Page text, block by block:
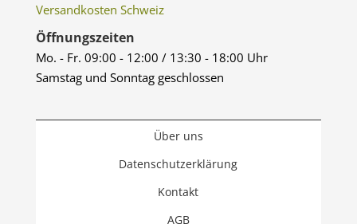
Versandkosten Schweiz
Öffnungszeiten
Mo. - Fr. 09:00 - 12:00 / 13:30 - 18:00 Uhr
Samstag und Sonntag geschlossen
Über uns
Datenschutzerklärung
Kontakt
AGB